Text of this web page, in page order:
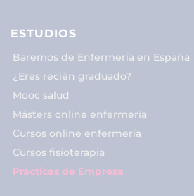
ESTUDIOS
Baremos de Enfermería en España
¿Eres recién graduado?
Mooc salud
Másters online enfermería
Cursos online enfermería
Cursos fisioterapia
Prácticas de Empresa